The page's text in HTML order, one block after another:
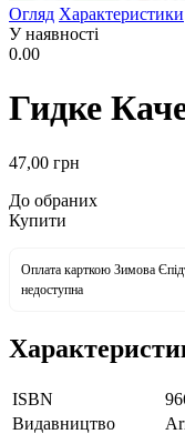
Огляд Характеристики
У наявності
0.00
Гидке
47,00 грн
До обраних
Купити
Оплата карткою Зимова
недоступна
ISBN
Видавництво